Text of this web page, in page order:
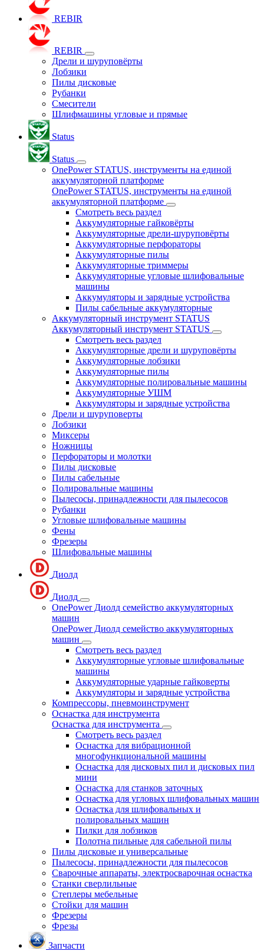
REBIR
REBIR
Дрели и шуруповёрты
Лобзики
Пилы дисковые
Рубанки
Смесители
Шлифмашины угловые и прямые
Status
Status
OnePower STATUS, инструменты на единой
аккумуляторной платформе
OnePower STATUS, инструменты на единой
аккумуляторной платформе
Смотреть весь раздел
Аккумуляторные гайковёрты
Аккумуляторные дрели-шуруповёрты
Аккумуляторные перфораторы
Аккумуляторные пилы
Аккумуляторные триммеры
Аккумуляторные угловые шлифовальные
машины
Аккумуляторы и зарядные устройства
Пилы сабельные аккумуляторные
Аккумуляторный инструмент STATUS
Аккумуляторный инструмент STATUS
Смотреть весь раздел
Аккумуляторные дрели и шуруповёрты
Аккумуляторные лобзики
Аккумуляторные пилы
Аккумуляторные полировальные машины
Аккумуляторные УШМ
Аккумуляторы и зарядные устройства
Дрели и шуруповерты
Лобзики
Миксеры
Ножницы
Перфораторы и молотки
Пилы дисковые
Пилы сабельные
Полировальные машины
Пылесосы, принадлежности для пылесосов
Рубанки
Угловые шлифовальные машины
Фены
Фрезеры
Шлифовальные машины
Диолд
Диолд
OnePower Диолд семейство аккумуляторных
машин
OnePower Диолд семейство аккумуляторных
машин
Смотреть весь раздел
Аккумуляторные угловые шлифовальные
машины
Аккумуляторные ударные гайковерты
Аккумуляторы и зарядные устройства
Компрессоры, пневмоинструмент
Оснастка для инструмента
Оснастка для инструмента
Смотреть весь раздел
Оснастка для вибрационной
многофункциональной машины
Оснастка для дисковых пил и дисковых пил
мини
Оснастка для станков заточных
Оснастка для угловых шлифовальных машин
Оснастка для шлифовальных и
полировальных машин
Пилки для лобзиков
Полотна пильные для сабельной пилы
Пилы дисковые и универсальные
Пылесосы, принадлежности для пылесосов
Сварочные аппараты, электросварочная оснастка
Станки сверлильные
Степлеры мебельные
Стойки для машин
Фрезеры
Фрезы
Запчасти